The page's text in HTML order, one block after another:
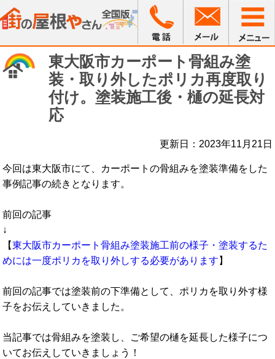
東大阪市カーポート骨組み塗
装・取り外したポリカ再度取り
付け。塗装施工後・樋の延長対
応
更新日：2023年11月21日
今回は東大阪市にて、カーポートの骨組みを塗装準備をした
事例記事の続きとなります。
前回の記事
↓
【東大阪市カーポート骨組み塗装施工前の様子・塗装するた
めには一度ポリカを取り外しする必要があります 】
前回の記事では塗装前の下準備として、ポリカを取り外す様
子をお伝えしていきました。
当記事では骨組みを塗装し、ご希望の樋を延長した様子につ
いてお伝えしていきましょう！